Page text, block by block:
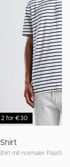
2 for €30